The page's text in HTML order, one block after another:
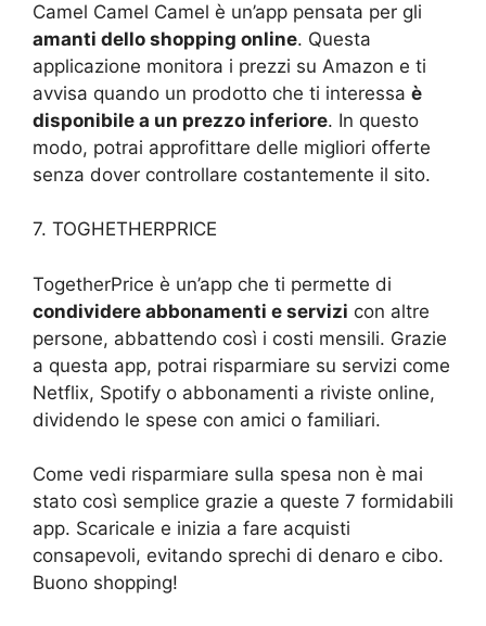
Camel Camel Camel è un’app pensata per gli
amanti dello shopping online. Questa
applicazione monitora i prezzi su Amazon e ti
avvisa quando un prodotto che ti interessa è
disponibile a un prezzo inferiore. In questo
modo, potrai approfittare delle migliori offerte
senza dover controllare costantemente il sito.
7. TOGHETHERPRICE
TogetherPrice è un’app che ti permette di
condividere abbonamenti e servizi con altre
persone, abbattendo così i costi mensili. Grazie
a questa app, potrai risparmiare su servizi come
Netflix, Spotify o abbonamenti a riviste online,
dividendo le spese con amici o familiari.
Come vedi risparmiare sulla spesa non è mai
stato così semplice grazie a queste 7 formidabili
app. Scaricale e inizia a fare acquisti
consapevoli, evitando sprechi di denaro e cibo.
Buono shopping!